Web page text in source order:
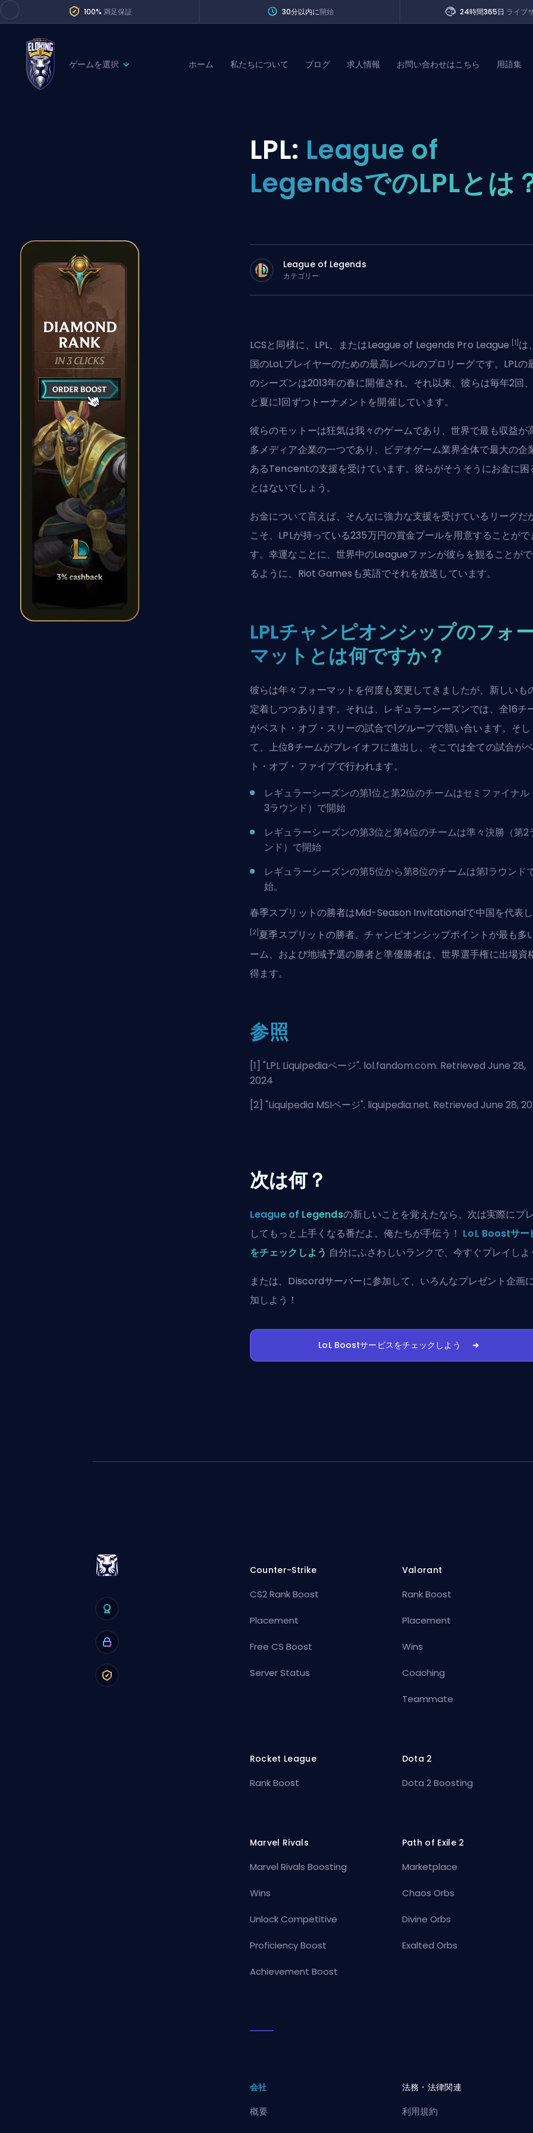
100% 満足保証 30分以内に開始 24時間365日 ライブ
ゲームを選択
Path of Exile 2
Division Boost
Teammate
ホーム 私たちについて ブログ 求人情報 お問い合わせはこちら 用語集
LPL: League of
LegendsでのLPLとは
League of Legends
カテゴリー
LCSと同様に、 LPL、またはLeague of Legends Pro League [1] は
国のLoLプレイヤーのための最高レベルのプロリーグです。LPLの
のシーズンは2013年の春に開催され、それ以来、彼らは毎年2回
と夏に1回ずつトーナメントを開催しています。
彼らのモットーは狂気は我々のゲームであり、世界で最も収益が
多メディア企業の一つであり、ビデオゲーム業界全体で最大の企
あるTencentの支援を受けています。彼らがそうそうにお金に困
とはないでしょう。
お金について言えば、そんなに強力な支援を受けているリーグだ
こそ、LPLが持っている235万円の賞金プールを用意することがで
す。幸運なことに、世界中のLeagueファンが彼らを観ることがで
るように、Riot Gamesも英語でそれを放送しています。
LPLチャンピオンシップのフォ
マットとは何ですか？
彼らは年々フォーマットを何度も変更してきましたが、新しいも
定着しつつあります。それは、レギュラーシーズンでは、全16チ
がベスト・オブ・スリーの試合で1グループで競い合います。そし
て、上位8チームがプレイオフに進出し、そこでは全ての試合が
ト・オブ・ファイブで行われます。
レギュラーシーズンの第1位と第2位のチームはセミファイナル
3ラウンド）で開始
レギュラーシーズンの第3位と第4位のチームは準々決勝（第2
ンド）で開始
レギュラーシーズンの第5位から第8位のチームは第1ラウンド
始。
春季スプリットの勝者はMid-Season Invitationalで中国を代表し
[2] 夏季スプリットの勝者、チャンピオンシップポイントが最も多
ーム、および地域予選の勝者と準優勝者は、世界選手権に出場資
得ます。
参照
[1] "LPL Liquipediaページ". lol.fandom.com. Retrieved June 28,
2024
[2] "Liquipedia MSIページ". liquipedia.net. Retrieved June 28,
次は何？
League of Legendsの新しいことを覚えたなら、次は実際にプ
してもっと上手くなる番だよ。俺たちが手伝う！ LoL Boostサー
をチェックしよう 自分にふさわしいランクで、今すぐプレイしよ
または、 Discordサーバーに参加して、いろんなプレゼント企画
加しよう！
LoL Boostサービスをチェックしよう
Counter-Strike
CS2 Rank Boost
Placement
Free CS Boost
Server Status
Valorant
Rank Boost
Placement
Wins
Coaching
Teammate
Rocket League
Rank Boost
Dota 2
Dota 2 Boosting
Marvel Rivals
Marvel Rivals Boosting
Wins
Unlock Competitive
Proficiency Boost
Achievement Boost
Path of Exile 2
Marketplace
Chaos Orbs
Divine Orbs
Exalted Orbs
会社
概要
法務・法律関連
利用規約